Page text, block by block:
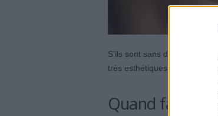
S’ils sont sans danger pour
très esthétiques. Mais il
Quand faut-il